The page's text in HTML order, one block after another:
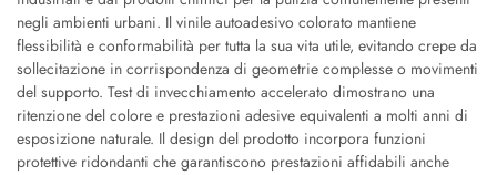
negli ambienti urbani. Il vinile autoadesivo colorato mantiene
flessibilità e conformabilità per tutta la sua vita utile, evitando crepe da
sollecitazione in corrispondenza di geometrie complesse o movimenti
del supporto. Test di invecchiamento accelerato dimostrano una
ritenzione del colore e prestazioni adesive equivalenti a molti anni di
esposizione naturale. Il design del prodotto incorpora funzioni
protettive ridondanti che garantiscono prestazioni affidabili anche